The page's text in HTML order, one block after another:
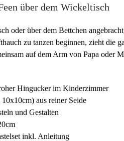
über dem Wickeltisch
oder über dem Bettchen
zu tanzen beginnen, zieht die
auf dem Arm von Papa oder
Hingucker im Kinderzimmer
aus reiner Seide
und Gestalten
inkl. Anleitung